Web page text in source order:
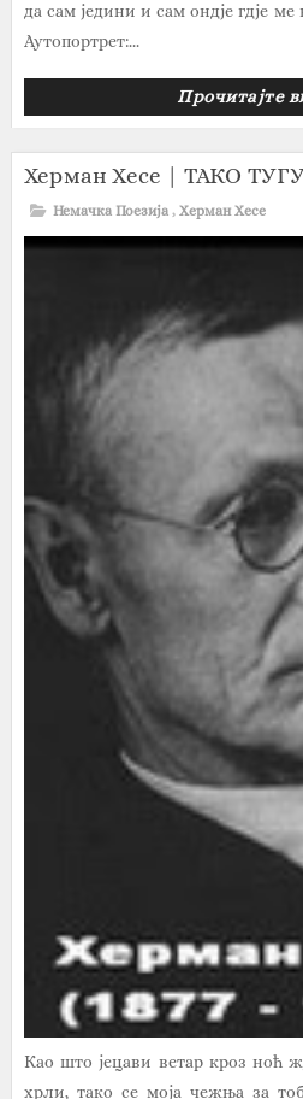
да сам једини и сам ондје гдје
Аутопортрет:...
Прочитајте
Херман Хесе | ТАКО
Немачка Поезија , Херман Хесе
Као што јецави ветар кроз ноћ
хрли, тако се моја чежња за